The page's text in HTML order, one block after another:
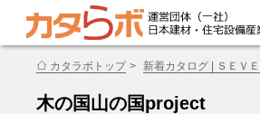
カタラボトップ 新着カタログ | ＳＥ
木の国山の国project